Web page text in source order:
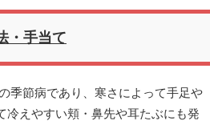
・手当て
季節病であり、寒さによって手足や
冷えやすい頬・鼻先や耳たぶにも発